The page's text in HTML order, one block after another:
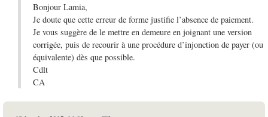
Bonjour Lamia,
Je doute que cette erreur de forme justifie l’absence de paiement.
Je vous suggère de le mettre en demeure en joignant une version
corrigée, puis de recourir à une procédure d’injonction de payer (ou
équivalente) dès que possible.
Cdlt
CA